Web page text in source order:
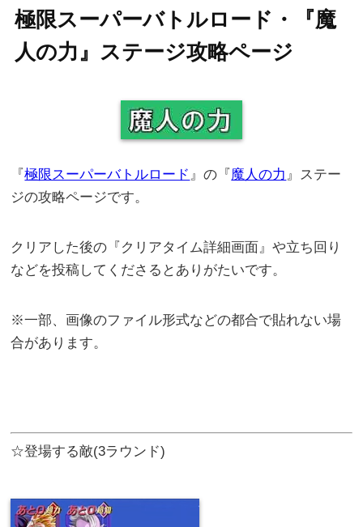
極限スーパーバトルロード・『魔
人の力』ステージ攻略ページ
『極限スーパーバトルロード 』の『 魔人の力 』ステー
ジの攻略ページです。
クリアした後の『クリアタイム詳細画面』や立ち回り
などを投稿してくださるとありがたいです。
※一部、画像のファイル形式などの都合で貼れない場
合があります。
☆登場する敵(3ラウンド)